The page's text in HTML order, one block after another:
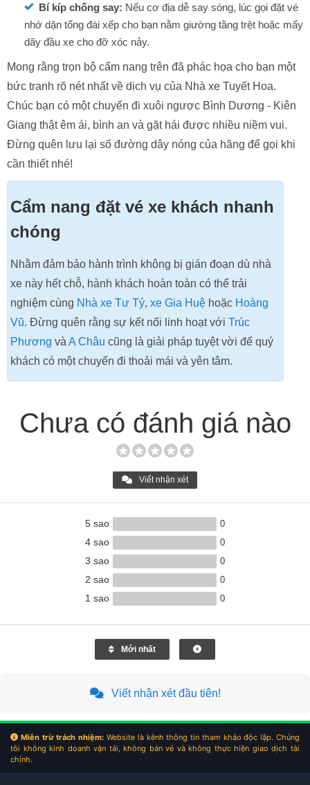
Bí kíp chống say: Nếu cơ địa dễ say sóng, lúc gọi đặt vé
nhớ dặn tổng đài xếp cho bạn nằm giường tầng trệt hoặc mấy
dãy đầu xe cho đỡ xóc nảy.
Mong rằng trọn bộ cẩm nang trên đã phác họa cho bạn một
bức tranh rõ nét nhất về dịch vụ của Nhà xe Tuyết Hoa.
Chúc bạn có một chuyến đi xuôi ngược Bình Dương - Kiên
Giang thật êm ái, bình an và gặt hái được nhiều niềm vui.
Đừng quên lưu lại số đường dây nóng của hãng để gọi khi
cần thiết nhé!
Cẩm nang đặt vé xe khách nhanh
chóng
Nhằm đảm bảo hành trình không bị gián đoạn dù nhà
xe này hết chỗ, hành khách hoàn toàn có thể trải
nghiệm cùng Nhà xe Tư Tý,xe Gia Huệ hoặc Hoàng
Vũ. Đừng quên rằng sự kết nối linh hoạt vớiTrúc
Phương vàA Châu cũng là giải pháp tuyệt vời để quý
khách có một chuyến đi thoải mái và yên tâm.
Chưa có đánh giá nào
Viết nhận xét
5 sao 0
4 sao 0
3 sao 0
2 sao 0
1 sao 0
Mới nhất
Viết nhận xét đầu tiên!
Miễn trừ trách nhiệm: Website là kênh thông tin tham khảo độc lập. Chúng
tôi không kinh doanh vận tải, không bán vé và không thực hiện giao dịch tài
chính.